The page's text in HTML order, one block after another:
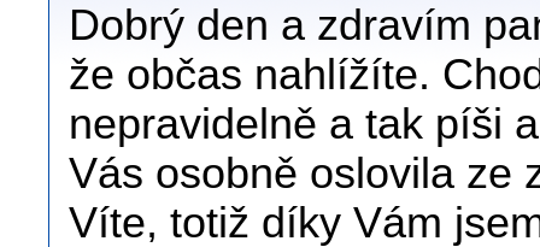
Dobrý den a zdravím
že občas nahlížíte.
nepravidelně a tak píši
Vás osobně oslovila ze
Víte, totiž díky Vám